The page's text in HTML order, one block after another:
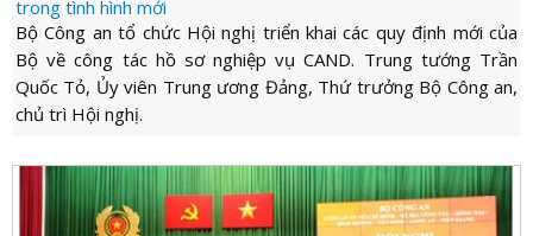
LƯỢNG
VIỆN
ẢNH
THƯ
VIỆN
VIDEO
LIÊN
HỆ
trong tình hình mới
Bộ Công an tổ chức Hội nghị triển khai các quy định mới của
Bộ về công tác hồ sơ nghiệp vụ CAND. Trung tướng Trần
Quốc Tỏ, Ủy viên Trung ương Đảng, Thứ trưởng Bộ Công an,
chủ trì Hội nghị.